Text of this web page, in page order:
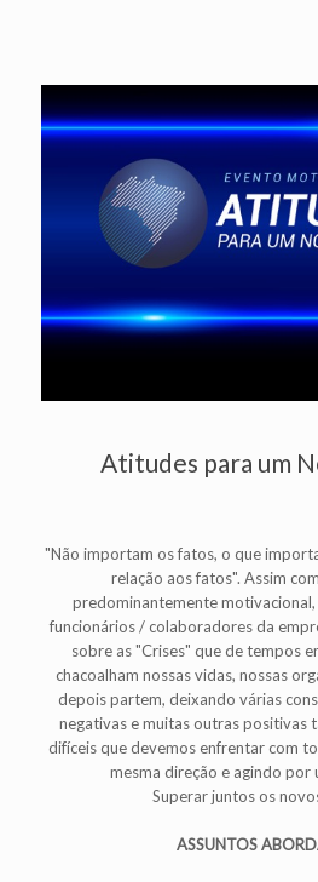
Atitudes para um
"Não importam os fatos, o que
relação aos fatos". Assim
predominantemente
funcionários / colaboradores da
sobre as "Crises" que de tempos
chacoalham nossas vidas, nossas
depois partem, deixando várias
negativas e muitas outras positivas
difíceis que devemos enfrentar com
mesma direção e agindo por
Superar juntos os
ASSUNTOS